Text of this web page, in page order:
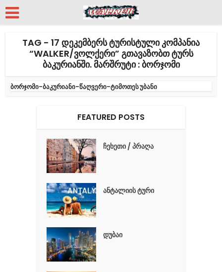
TAG - 17 ᲓᲔᲙᲔᲛᲑᲔᲠᲡ ᲢᲣᲠᲘᲡᲢᲣᲚᲘ ᲙᲝᲛᲞᲐᲜᲘᲐ
“WALKER/ᲕᲝᲚᲥᲔᲠᲘ” ᲒᲗᲐᲕᲐᲖᲝᲑᲗ ᲢᲣᲠᲡ
ᲑᲐᲙᲣᲠᲘᲐᲜᲨᲘ. ᲛᲐᲠᲨᲠᲣᲢᲘ : ᲑᲝᲠᲯᲝᲛᲘ
ბორჯომი-ბაკურიანი-წაღვერი-ტიმოთეს უბანი
FEATURED POSTS
ჩეხეთი / პრაღა
ანტალიის ტური
დუბაი